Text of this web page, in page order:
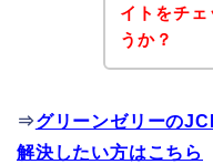
イトをチ
うか？
⇒グリーンゼリーの
解決したい方はこちら